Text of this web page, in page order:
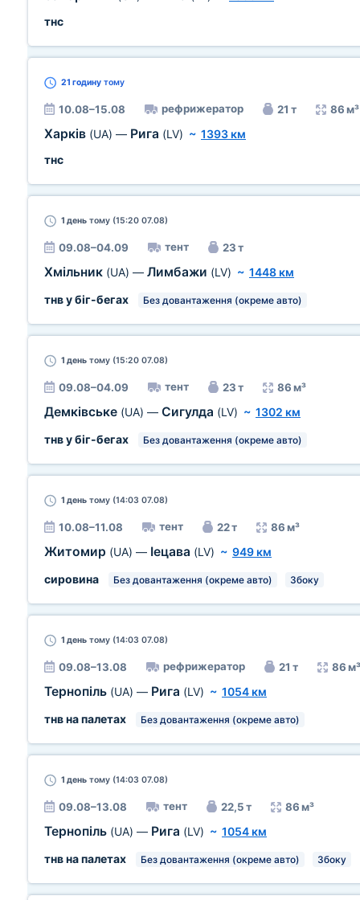
тнс
21 годину тому
10.08–15.08 рефрижератор 21 т 86 м³
Харків (UA) — Рига (LV) ~ 1393 км
тнс
1 день тому (15:20 07.08)
09.08–04.09 тент 23 т
Хмільник (UA) — Лимбажи (LV) ~ 1448 км
тнв у біг-бегах
Без довантаження (окреме авто)
1 день тому (15:20 07.08)
09.08–04.09 тент 23 т 86 м³
Демківське (UA) — Сигулда (LV) ~ 1302 км
тнв у біг-бегах
Без довантаження (окреме авто)
1 день тому (14:03 07.08)
10.08–11.08 тент 22 т 86 м³
Житомир (UA) — Іецава (LV) ~ 949 км
сировина
Без довантаження (окреме авто) Збоку
1 день тому (14:03 07.08)
09.08–13.08 рефрижератор 21 т 86 м³
Тернопіль (UA) — Рига (LV) ~ 1054 км
тнв на палетах
Без довантаження (окреме авто)
1 день тому (14:03 07.08)
09.08–13.08 тент 22,5 т 86 м³
Тернопіль (UA) — Рига (LV) ~ 1054 км
тнв на палетах
Без довантаження (окреме авто) Збоку